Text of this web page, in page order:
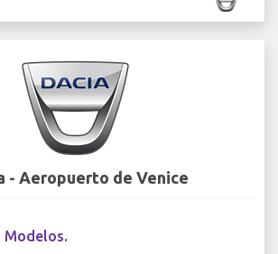
- Aeropuerto de Venice
Modelos.